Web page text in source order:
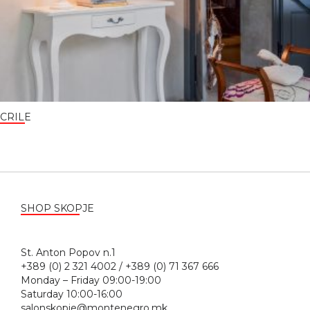
CRILE
SHOP SKOPJE
St. Anton Popov n.1
+389 (0) 2 321 4002 / +389 (0) 71 367 666
Monday – Friday 09:00-19:00
Saturday 10:00-16:00